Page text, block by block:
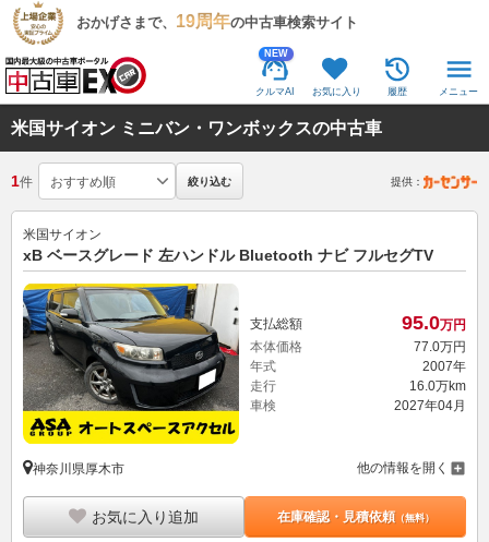
おかげさまで、 19周年の中古車検索サイト
NEW
クルマAI お気に入り 履歴 メニュー
米国サイオン ミニバン・ワンボックスの中古車
1件 絞り込む 提供：
米国サイオン
xB ベースグレード 左ハンドル Bluetooth ナビ フルセグTV
支払総額 95.0万円
本体価格
77. 0万円
年式
2007年
走行
16.0万km
車検
2027年04月
神奈川県厚木市 他の情報を開く
お気に入り追加 在庫確認・見積依頼（無料）